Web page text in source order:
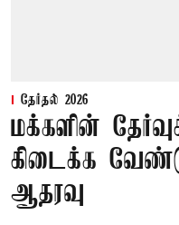
தேர்தல் 2026
மக்களின்
கிடைக்க
ஆதரவு